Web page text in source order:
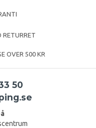
RETURRET
OVER 500 KR
50